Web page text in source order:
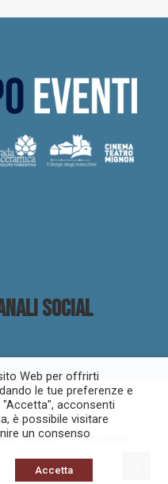
social
riservati –Privacy policy
Web per offrirti
le tue preferenze e
acconsenti
è possibile visitare
un consenso
Accetta